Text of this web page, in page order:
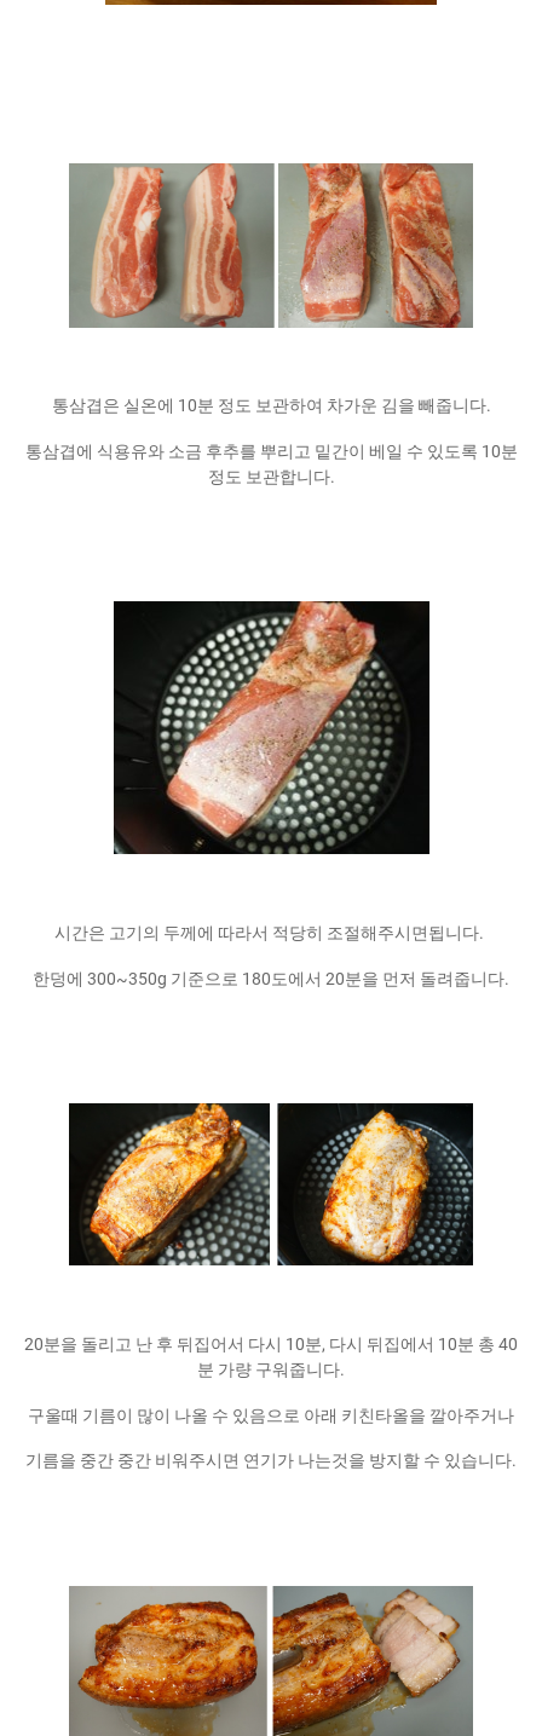
통삼겹은 실온에 10분 정도 보관하여 차가운 김을 빼줍니다.
통삼겹에 식용유와 소금 후추를 뿌리고 밑간이 베일 수 있도록 10분
정도 보관합니다.
시간은 고기의 두께에 따라서 적당히 조절해주시면됩니다.
한덩에 300~350g 기준으로 180도에서 20분을 먼저 돌려줍니다.
20분을 돌리고 난 후 뒤집어서 다시 10분, 다시 뒤집에서 10분 총 40
분 가량 구워줍니다.
구울때 기름이 많이 나올 수 있음으로 아래 키친타올을 깔아주거나
기름을 중간 중간 비워주시면 연기가 나는것을 방지할 수 있습니다.